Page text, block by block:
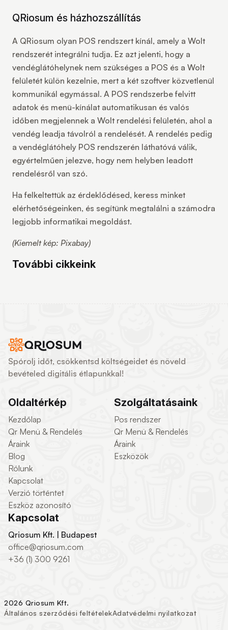
QRiosum és házhozszállítás
A QRiosum olyan POS rendszert kínál, amely a Wolt
rendszerét integrálni tudja. Ez azt jelenti, hogy a
vendéglátóhelynek nem szükséges a POS és a Wolt
felületét külön kezelnie, mert a két szoftver közvetlenül
kommunikál egymással. A POS rendszerbe felvitt
adatok és menü-kínálat automatikusan és valós
időben megjelennek a Wolt rendelési felületén, ahol a
vendég leadja távolról a rendelését. A rendelés pedig
a vendéglátóhely POS rendszerén láthatóvá válik,
egyértelműen jelezve, hogy nem helyben leadott
rendelésről van szó.
Ha felkeltettük az érdeklődésed, keress minket
elérhetőségeinken, és segítünk megtalálni a számodra
legjobb informatikai megoldást.
(Kiemelt kép: Pixabay)
További cikkeink
Spórolj időt, csökkentsd költségeidet és növeld
bevételed digitális étlapunkkal!
Oldaltérkép
Kezdőlap
Qr Menü & Rendelés
Áraink
Blog
Rólunk
Kapcsolat
Verzió történtet
Eszköz azonosító
Szolgáltatásaink
Pos rendszer
Qr Menü & Rendelés
Áraink
Eszközök
Kapcsolat
Qriosum Kft. | Budapest
office@qriosum.com
+36 (1) 300 9261
2026 Qriosum Kft.
Általános szerződési feltételekAdatvédelmi nyilatkozat